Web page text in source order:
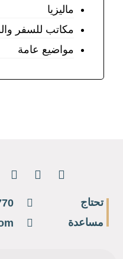
ماليزيا
مكاتب للسفر
مواضيع عامة
تحتاج
مساعدة